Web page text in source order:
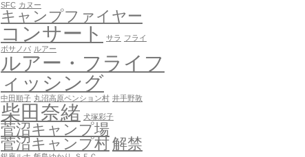
SFC カヌー
キャンプファイヤー
コンサート サラ フライ
ボサノバ ルアー
ルアー・フライフ
ィッシング
中田順子 丸沼高原ペンション村 井手野敦
柴田奈緒 犬塚彩子
菅沼キャンプ場
菅沼キャンプ村解禁